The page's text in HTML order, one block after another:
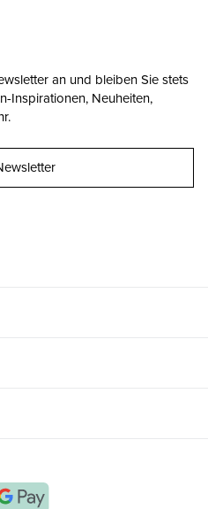
an und bleiben Sie stets
Inspirationen, Neuheiten,